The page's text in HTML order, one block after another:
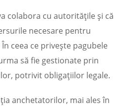
colabora cu autoritățile și că
necesare pentru
ceea ce privește pagubele
să fie gestionate prin
potrivit obligațiilor legale.
anchetatorilor, mai ales în